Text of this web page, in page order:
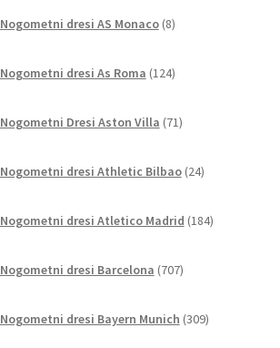
Nogometni dresi AS Monaco 8izdelkov
Nogometni dresi As Roma 124izdelkov
Nogometni Dresi Aston Villa 71izdelkov
Nogometni dresi Athletic Bilbao 24izdelkov
Nogometni dresi Atletico Madrid 184izdelkov
Nogometni dresi Barcelona 707izdelkov
Nogometni dresi Bayern Munich 309izdelkov